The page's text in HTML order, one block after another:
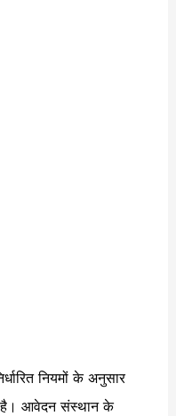
नियमों के अनुसार
है। आवेदन संस्थान के